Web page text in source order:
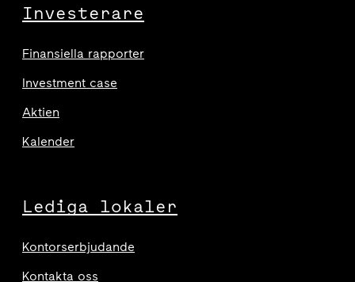
Investerare
Finansiella rapporter
Investment case
Aktien
Kalender
Lediga lokaler
Kontorserbjudande
Kontakta oss